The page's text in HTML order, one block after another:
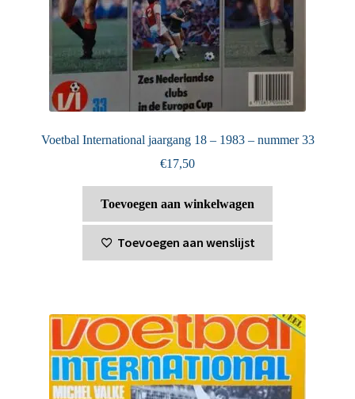
Voetbal International jaargang 18 – 1983 – nummer 33
€17,50
Toevoegen aan winkelwagen
Toevoegen aan wenslijst